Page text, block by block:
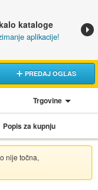
kataloge
aplikacije!
PREDAJ OGLAS
Trgovine
Popis za kupnju
nije točna,